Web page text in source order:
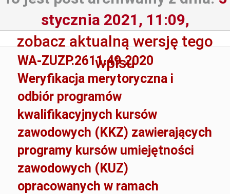
stycznia 2021, 11:09,
zobacz aktualną wersję tego
wpisu
WA-ZUZP.2611.49.2020
Weryfikacja merytoryczna i
odbiór programów
kwalifikacyjnych kursów
zawodowych (KKZ) zawierających
programy kursów umiejętności
zawodowych (KUZ)
opracowanych w ramach